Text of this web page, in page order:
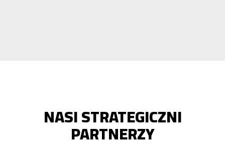
NASI STRATEGICZNI
PARTNERZY